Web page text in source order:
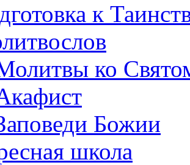
к
ко
Божии
школа